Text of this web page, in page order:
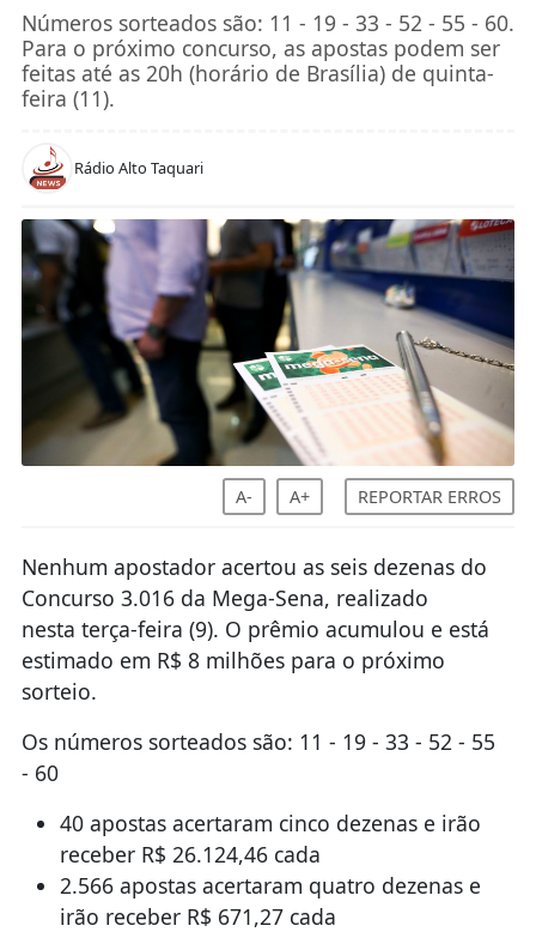
Números sorteados são: 11 - 19 - 33 - 52 - 55 - 60.
Para o próximo concurso, as apostas podem ser
feitas até as 20h (horário de Brasília) de quinta-
feira (11).
Rádio Alto Taquari
A- A+ REPORTAR ERROS
Nenhum apostador acertou as seis dezenas do
Concurso 3.016 da Mega-Sena, realizado
nesta terça-feira (9). O prêmio acumulou e está
estimado em R$ 8 milhões para o próximo
sorteio.
Os números sorteados são: 11 - 19 - 33 - 52 - 55
- 60
40 apostas acertaram cinco dezenas e irão
receber R$ 26.124,46 cada
2.566 apostas acertaram quatro dezenas e
irão receber R$ 671,27 cada